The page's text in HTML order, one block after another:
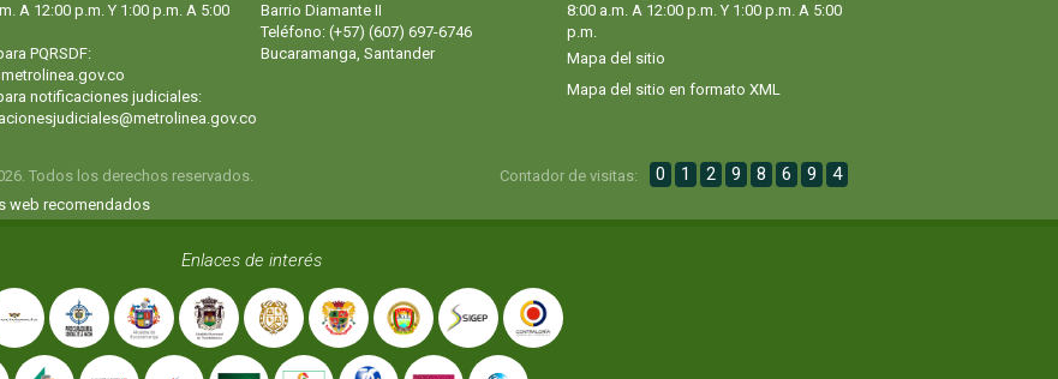
A 12:00 p.m. Y 1:00 p.m. A 5:00
PQRSDF:
notificaciones judiciales:
Barrio Diamante II
Teléfono: (+57) (607) 697-6746
Bucaramanga, Santander
8:00 a.m. A 12:00 p.m. Y 1:00 p.m. A 5:00
p.m.
Mapa del sitio
Mapa del sitio en formato XML
Todos los derechos reservados.
web recomendados
Contador de visitas: 0 1 2 9 8 6 9 4
Enlaces de interés